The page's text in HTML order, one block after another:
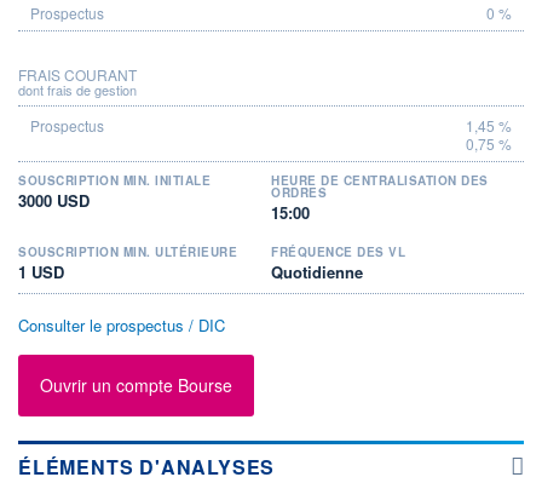
0 %
FRAIS COURANT
dont frais de gestion
1,45 %
0,75 %
SOUSCRIPTION MIN. INITIALE
3000 USD
HEURE DE CENTRALISATION DES
ORDRES
15:00
SOUSCRIPTION MIN. ULTÉRIEURE
1 USD
FRÉQUENCE DES VL
Quotidienne
Consulter le prospectus / DIC
Ouvrir un compte Bourse
ÉLÉMENTS D'ANALYSES